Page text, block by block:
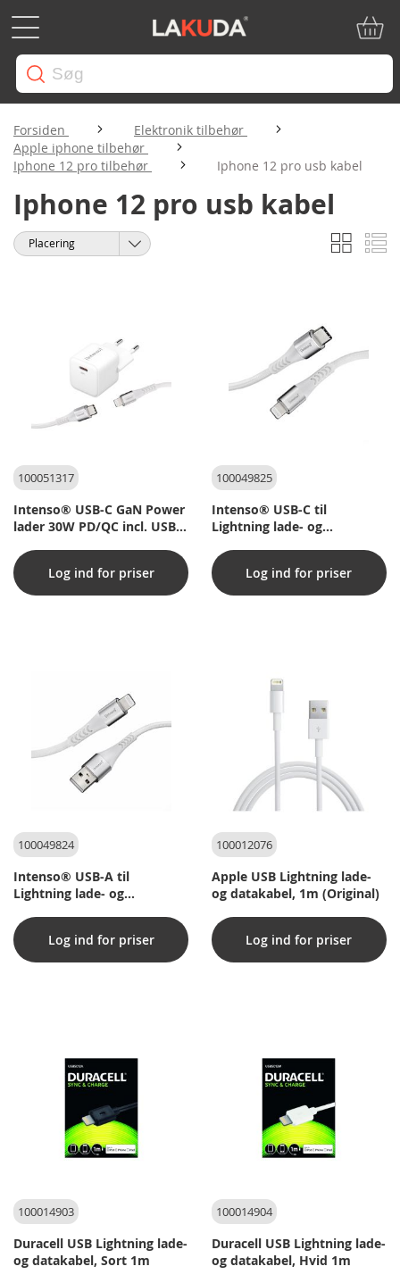
Forsiden
Elektronik tilbehør
Apple iphone tilbehør
Iphone 12 pro tilbehør
Iphone 12 pro usb kabel
Iphone 12 pro usb kabel
Vis
som
Gitter
Sorter
100051317
Intenso® USB-C GaN Power
lader 30W PD/QC incl. USB-C
Log ind for priser
100049825
Intenso® USB-C til
Lightning lade- og
m
Log ind for priser
100049824
Intenso® USB-A til
Lightning lade- og
Log ind for priser
100012076
Apple USB Lightning lade-
og datakabel, 1m (Original)
Log ind for priser
100014903
Duracell USB Lightning lade-
og datakabel, Sort 1m
100014904
Duracell USB Lightning lade-
og datakabel, Hvid 1m